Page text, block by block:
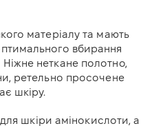
матеріалу та мають
вбирання
неткане полотно,
ретельно просочене
шкіру.
для шкіри амінокислоти, а